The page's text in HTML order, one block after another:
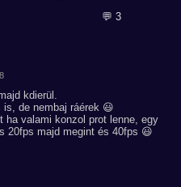
💬 3
kdierül.
de nembaj ráérek 😃
valami konzol prot lenne, egy
20fps majd megint és 40fps 😃